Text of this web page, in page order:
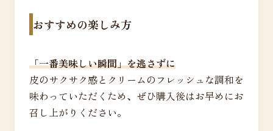
おすすめの楽しみ方
「一番美味しい瞬間」を逃さずに
皮のサクサク感とクリームのフレッシュな調和を
味わっていただくため、ぜひ購入後はお早めにお
召し上がりください。